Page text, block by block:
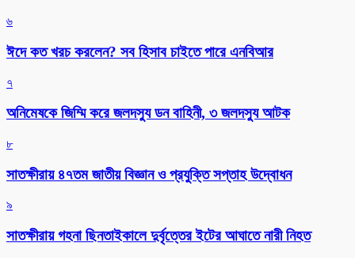
৬
ঈদে কত খরচ করলেন? সব হিসাব চাইতে পারে এনবিআর
৭
অনিমেষকে জিম্মি করে জলদস্যু ডন বাহিনী, ৩ জলদস্যু আটক
৮
সাতক্ষীরায় ৪৭তম জাতীয় বিজ্ঞান ও প্রযুক্তি সপ্তাহ উদ্বোধন
৯
সাতক্ষীরায় গহনা ছিনতাইকালে দুর্বৃত্তের ইটের আঘাতে নারী নিহত